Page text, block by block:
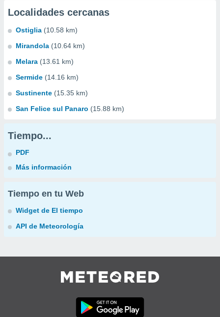
Localidades cercanas
Ostiglia (10.58 km)
Mirandola (10.64 km)
Melara (13.61 km)
Sermide (14.16 km)
Sustinente (15.35 km)
San Felice sul Panaro (15.88 km)
Tiempo...
PDF
Más información
Tiempo en tu Web
Widget de El tiempo
API de Meteorología